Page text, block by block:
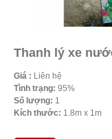
Thanh lý xe
Giá : Liên hệ
Tình trạng: 95%
Số lượng: 1
Kích thước: 1.8m x 1m